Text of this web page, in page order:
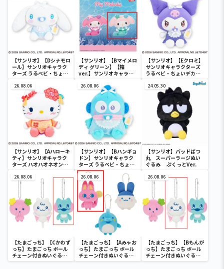
【サンリオ】【Dシナモロ
ール】サンリオキャラク
ターズ うるベビ・ちょい
【サンリオ】【Bマイメロ
ディ グリーン】【箱
ver.】サンリオキャラク
SOFVIMATES～マイメロ
ディ マーメイドver. ～
【サンリオ】【Eクロミ】
サンリオキャラクターズ
うるベビ・ちょいデカド
26.08.06
【サンリオ】【Aハローキ
ティ】サンリオキャラク
ターズ ハオハオネオンタ
26.08.06
【サンリオ】【Bハンギョ
ドン】サンリオキャラク
ターズ うるベビ・ちょい
デカドール
24.05.30
【サンリオ】バッドばつ
丸 スーパーラージぬい
ぐるみ ぷくっとVer.
26.08.06
【たまごっち】【Cかわず
っち】たまごっち ボール
チェーン付きぬいぐるみ
～Tamagotchi
26.08.06
【たまごっち】【Aみゃお
っち】たまごっち ボール
チェーン付きぬいぐるみ
～Tamagotchi
26.08.06
【たまごっち】【Bもんが
っち】たまごっち ボール
チェーン付きぬいぐるみ
～Tamagotchi